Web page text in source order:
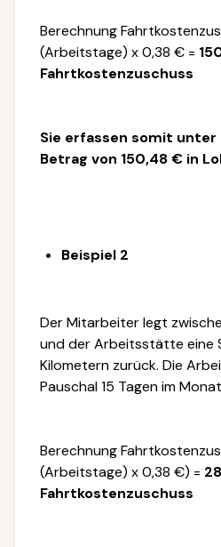
Berechnung
(Arbeitstage) x 0,38 € =
Fahrtkostenzuschuss
Sie erfassen somit unter
Betrag von 150,48 € in
Beispiel 2
Der Mitarbeiter legt
und der Arbeitsstätte eine
Kilometern zurück. Die
Pauschal 15 Tagen im
Berechnung
(Arbeitstage) x 0,38 €) =
Fahrtkostenzuschuss